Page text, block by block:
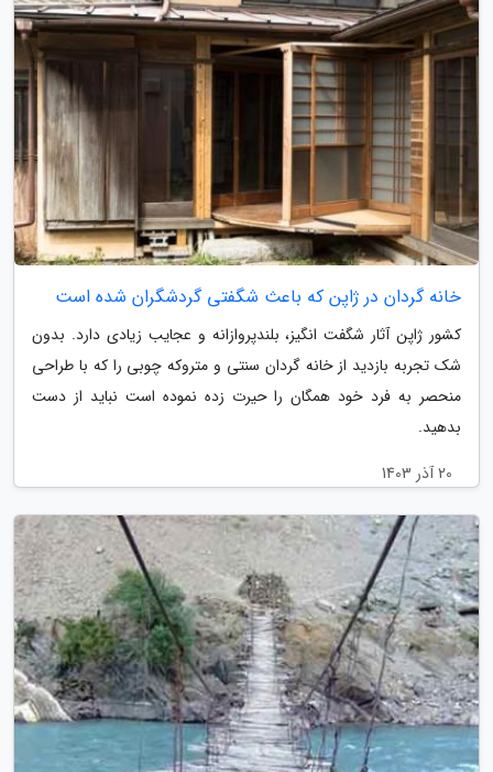
خانه گردان در ژاپن که باعث شگفتی گردشگران شده است
کشور ژاپن آثار شگفت انگیز، بلندپروازانه و عجایب زیادی دارد. بدون
شک تجربه بازدید از خانه گردان سنتی و متروکه چوبی را که با طراحی
منحصر به فرد خود همگان را حیرت زده نموده است نباید از دست
بدهید.
20 آذر 1403